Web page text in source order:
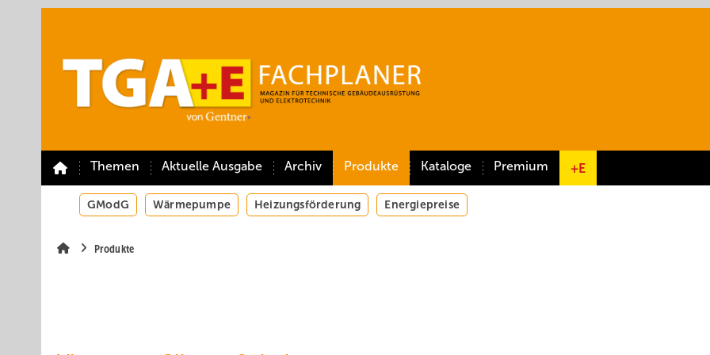
Themen Aktuelle Ausgabe Archiv Produkte Kataloge Premium +E
GModG Wärmepumpe Heizungsförderung Energiepreise
Produkte